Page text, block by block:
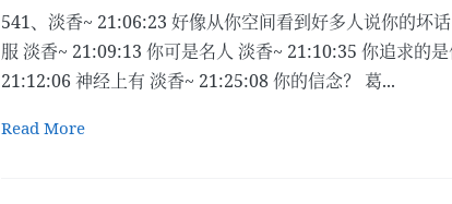
541、淡香~ 21:06:23 好像从你空间看到好多人说你的坏
服 淡香~ 21:09:13 你可是名人 淡香~ 21:10:35 你追求的
21:12:06 神经上有 淡香~ 21:25:08 你的信念？ 葛...
Read More